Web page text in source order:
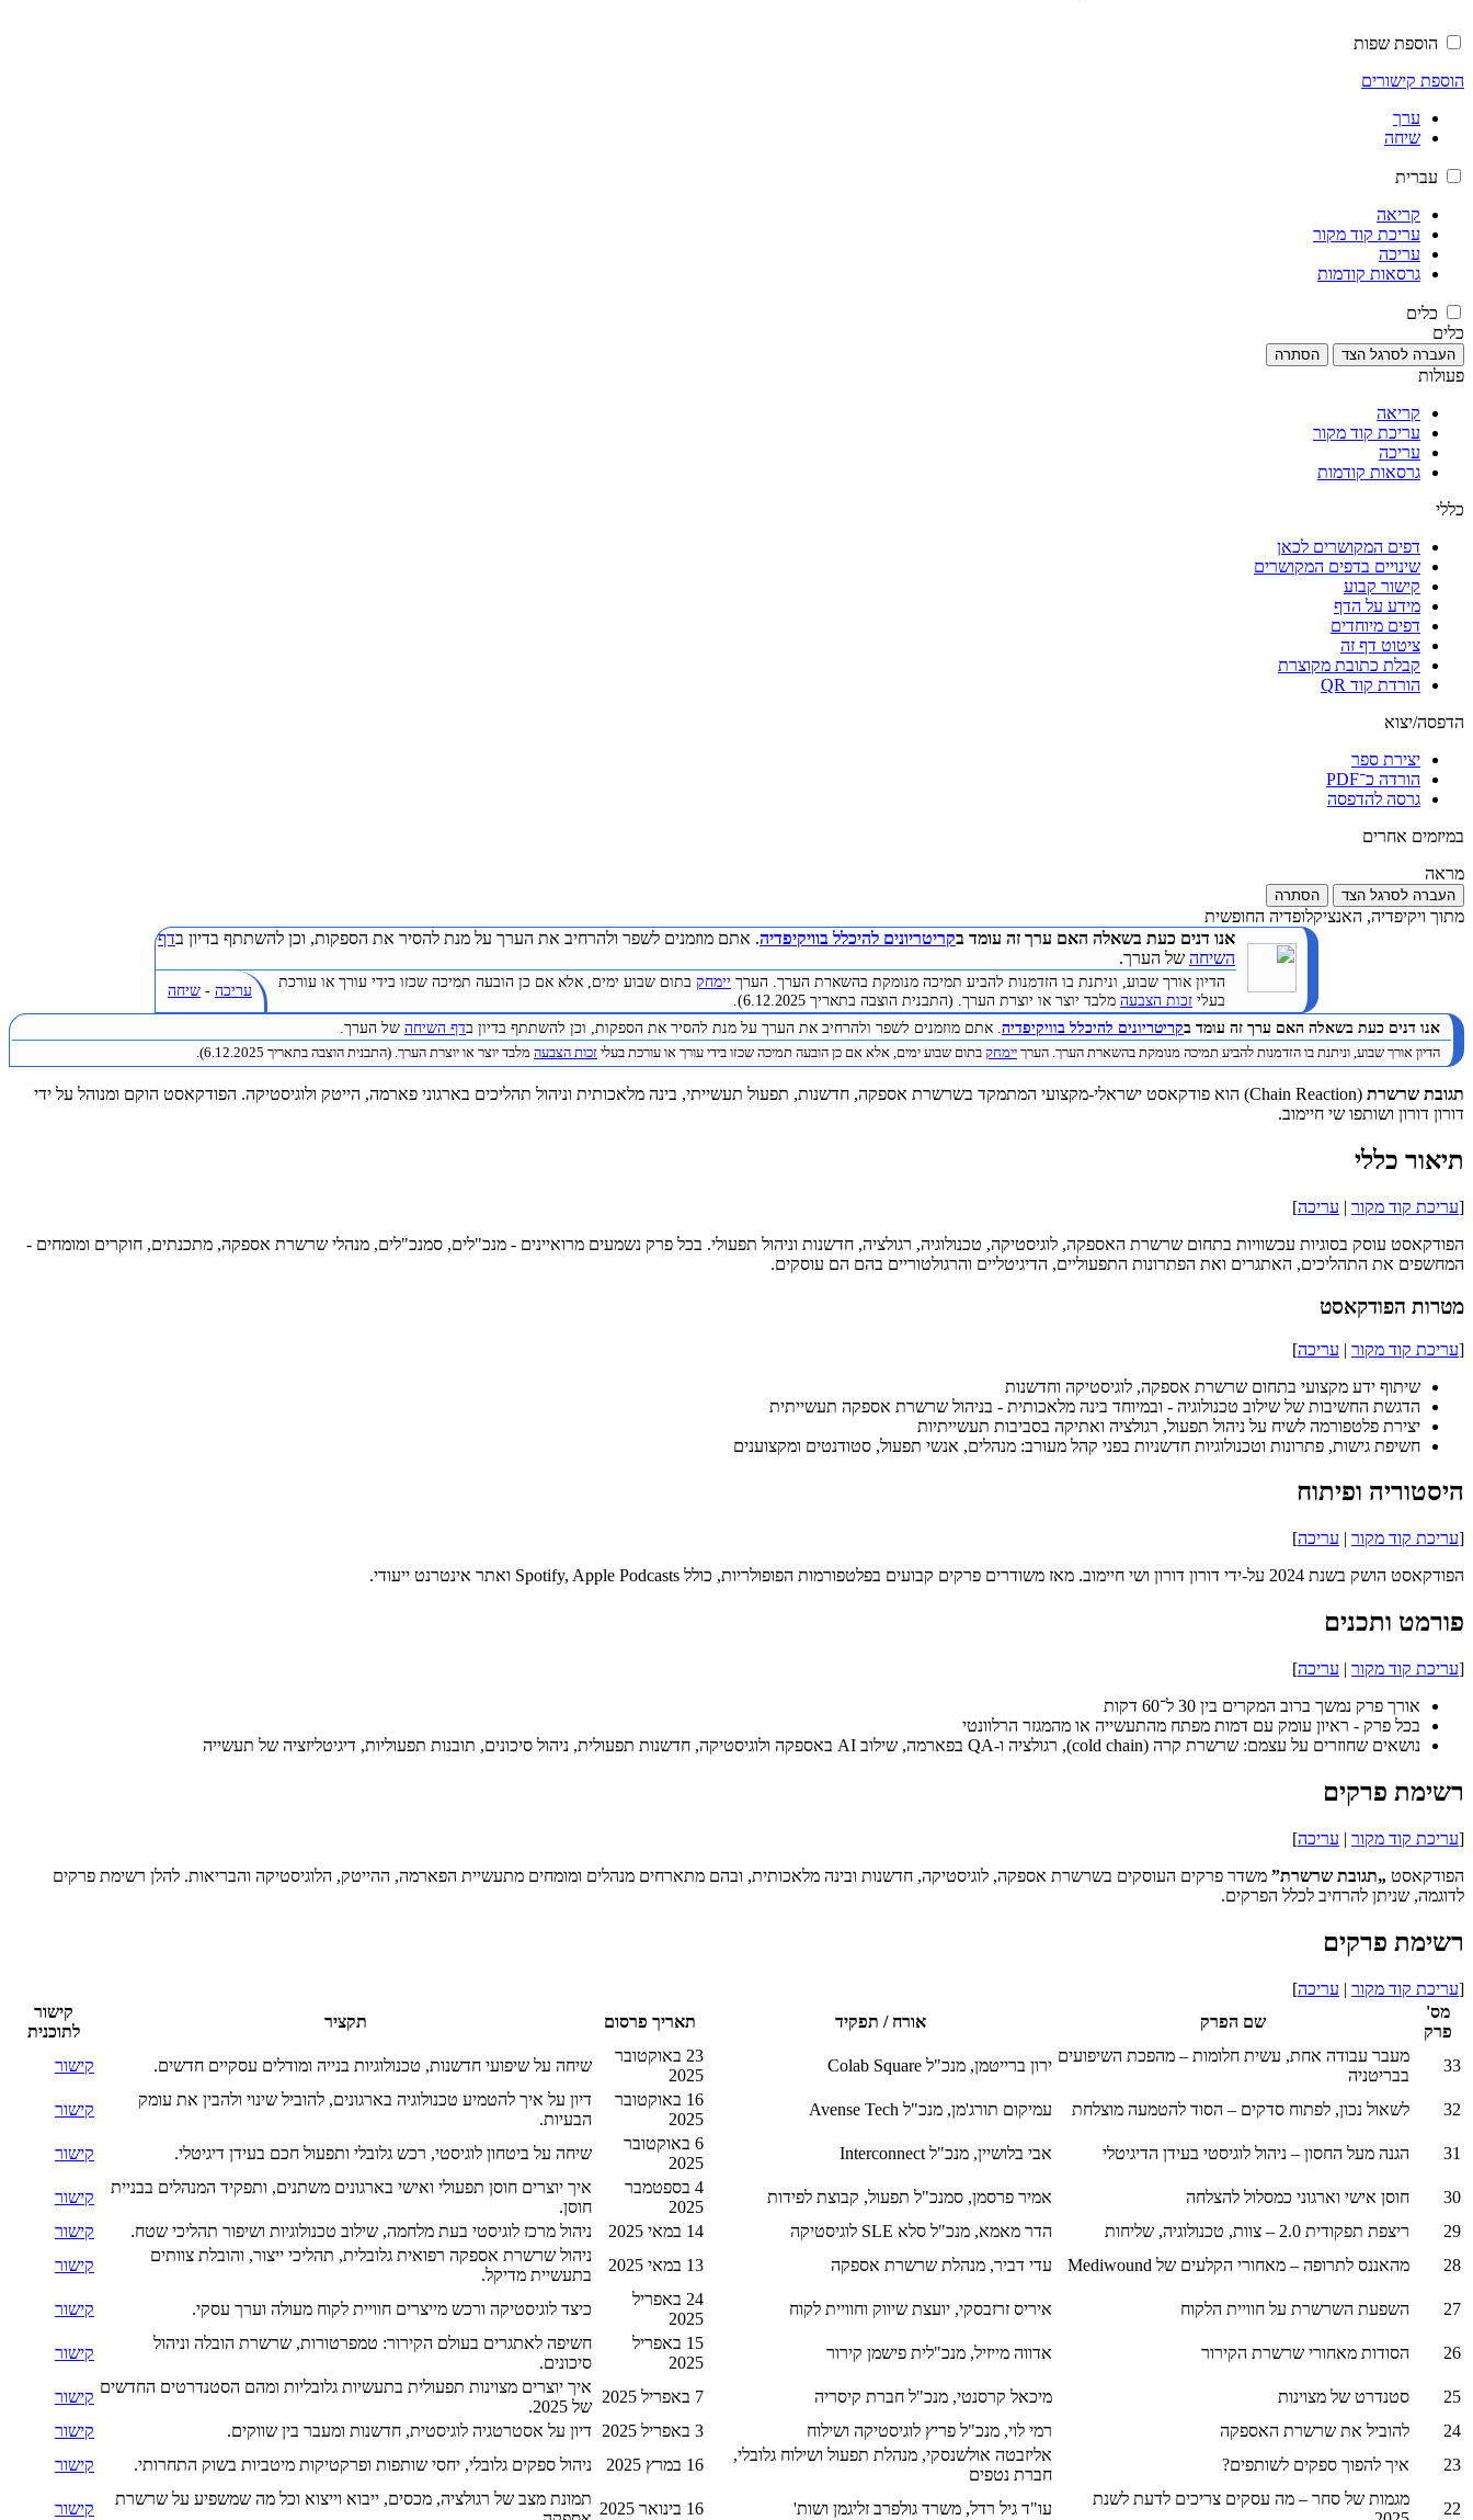
הוספת שפות
הוספת קישורים
ערך
שיחה
עברית
קריאה
עריכת קוד מקור
עריכה
גרסאות קודמות
כלים
כלים
העברה לסרגל הצד הסתרה
פעולות
קריאה
עריכת קוד מקור
עריכה
גרסאות קודמות
כללי
דפים המקושרים לכאן
שינויים בדפים המקושרים
קישור קבוע
מידע על הדף
דפים מיוחדים
ציטוט דף זה
קבלת כתובת מקוצרת
הורדת קוד QR
הדפסה/יצוא
יצירת ספר
הורדה כ־PDF
גרסה להדפסה
במיזמים אחרים
מראה
העברה לסרגל הצד הסתרה
מתוך ויקיפדיה, האנציקלופדיה החופשית
אנו דנים כעת בשאלה האם ערך זה עומד בקריטריונים להיכלל בוויקיפדיה. אתם מוזמנים לשפר ולהרחיב את הערך על מנת להסיר את הספקות, וכן להשתתף בדיון בדף
השיחה של הערך.
הדיון אורך שבוע, וניתנת בו הזדמנות להביע תמיכה מנומקת בהשארת הערך. הערך יימחק בתום שבוע ימים, אלא אם כן הובעה תמיכה שכזו בידי עורך או עורכת
בעלי זכות הצבעה מלבד יוצר או יוצרת הערך. (התבנית הוצבה בתאריך 6.12.2025).
עריכה - שיחה
אנו דנים כעת בשאלה האם ערך זה עומד בקריטריונים להיכלל בוויקיפדיה. אתם מוזמנים לשפר ולהרחיב את הערך על מנת להסיר את הספקות, וכן להשתתף בדיון בדף השיחה של הערך.
הדיון אורך שבוע, וניתנת בו הזדמנות להביע תמיכה מנומקת בהשארת הערך. הערך יימחק בתום שבוע ימים, אלא אם כן הובעה תמיכה שכזו בידי עורך או עורכת בעלי זכות הצבעה מלבד יוצר או יוצרת הערך. (התבנית הוצבה בתאריך 6.12.2025).
תגובת שרשרת
(Chain Reaction) הוא פודקאסט ישראלי-מקצועי המתמקד בשרשרת אספקה, חדשנות, תפעול תעשייתי, בינה מלאכותית וניהול תהליכים בארגוני פארמה, הייטק ולוגיסטיקה. הפודקאסט הוקם ומנוהל על ידי
דורון דורון ושותפו שי חיימוב.
תיאור כללי
[עריכת קוד מקור | עריכה]
הפודקאסט עוסק בסוגיות עכשוויות בתחום שרשרת האספקה, לוגיסטיקה, טכנולוגיה, רגולציה, חדשנות וניהול תפעולי. בכל פרק נשמעים מרואיינים - מנכ"לים, סמנכ"לים, מנהלי שרשרת אספקה, מתכנתים, חוקרים ומומחים -
המחשפים את התהליכים, האתגרים ואת הפתרונות התפעוליים, הדיגיטליים והרגולטוריים בהם הם עוסקים.
מטרות הפודקאסט
[עריכת קוד מקור | עריכה]
שיתוף ידע מקצועי בתחום שרשרת אספקה, לוגיסטיקה וחדשנות
הדגשת החשיבות של שילוב טכנולוגיה - ובמיוחד בינה מלאכותית - בניהול שרשרת אספקה תעשייתית
יצירת פלטפורמה לשיח על ניהול תפעול, רגולציה ואתיקה בסביבות תעשייתיות
חשיפת גישות, פתרונות וטכנולוגיות חדשניות בפני קהל מעורב: מנהלים, אנשי תפעול, סטודנטים ומקצוענים
היסטוריה ופיתוח
[עריכת קוד מקור | עריכה]
הפודקאסט הושק בשנת 2024 על-ידי דורון דורון ושי חיימוב. מאז משודרים פרקים קבועים בפלטפורמות הפופולריות, כולל Spotify, Apple Podcasts ואתר אינטרנט ייעודי.
פורמט ותכנים
[עריכת קוד מקור | עריכה]
אורך פרק נמשך ברוב המקרים בין 30 ל־60 דקות
בכל פרק - ראיון עומק עם דמות מפתח מהתעשייה או מהמגזר הרלוונטי
נושאים שחוזרים על עצמם: שרשרת קרה (cold chain), רגולציה ו-QA בפארמה, שילוב AI באספקה ולוגיסטיקה, חדשנות תפעולית, ניהול סיכונים, תובנות תפעוליות, דיגיטליזציה של תעשייה
רשימת פרקים
[עריכת קוד מקור | עריכה]
הפודקאסט „תגובת שרשרת” משדר פרקים העוסקים בשרשרת אספקה, לוגיסטיקה, חדשנות ובינה מלאכותית, ובהם מתארחים מנהלים ומומחים מתעשיית הפארמה, ההייטק, הלוגיסטיקה והבריאות. להלן רשימת פרקים
לדוגמה, שניתן להרחיב לכלל הפרקים.
רשימת פרקים
[עריכת קוד מקור | עריכה]
מס'
פרק
שם הפרק אורח / תפקיד תאריך פרסום תקציר
קישור
לתוכנית
33
מעבר עבודה אחת, עשית חלומות – מהפכת השיפועים
בבריטניה
ירון ברייטמן, מנכ"ל Colab Square
23 באוקטובר
2025
שיחה על שיפועי חדשנות, טכנולוגיות בנייה ומודלים עסקיים חדשים. קישור
32 לשאול נכון, לפתוח סדקים – הסוד להטמעה מוצלחת עמיקום תורג'מן, מנכ"ל Avense Tech
16 באוקטובר
2025
דיון על איך להטמיע טכנולוגיה בארגונים, להוביל שינוי ולהבין את עומק
הבעיות.
קישור
31 הגנה מעל החסון – ניהול לוגיסטי בעידן הדיגיטלי אבי בלושיין, מנכ"ל Interconnect
6 באוקטובר
2025
שיחה על ביטחון לוגיסטי, רכש גלובלי ותפעול חכם בעידן דיגיטלי. קישור
30 חוסן אישי וארגוני כמסלול להצלחה אמיר פרסמן, סמנכ"ל תפעול, קבוצת לפידות
4 בספטמבר
2025
איך יוצרים חוסן תפעולי ואישי בארגונים משתנים, ותפקיד המנהלים בבניית
חוסן.
קישור
29
ריצפת תפקודית 2.0 – צוות, טכנולוגיה, שליחות הדר מאמא, מנכ"ל סלא SLE לוגיסטיקה 14 במאי 2025 ניהול מרכז לוגיסטי בעת מלחמה, שילוב טכנולוגיות ושיפור תהליכי שטח.
קישור
28
מהאננס לתרופה – מאחורי הקלעים של Mediwound עדי דביר, מנהלת שרשרת אספקה 13 במאי 2025
ניהול שרשרת אספקה רפואית גלובלית, תהליכי ייצור, והובלת צוותים
בתעשיית מדיקל.
קישור
27 השפעת השרשרת על חוויית הלקוח איריס זרזבסקי, יועצת שיווק וחוויית לקוח
24 באפריל
2025
כיצד לוגיסטיקה ורכש מייצרים חוויית לקוח מעולה וערך עסקי. קישור
26 הסודות מאחורי שרשרת הקירור אדווה מייזיל, מנכ"לית פישמן קירור
15 באפריל
2025
חשיפה לאתגרים בעולם הקירור: טמפרטורות, שרשרת הובלה וניהול
סיכונים.
קישור
25 סטנדרט של מצוינות מיכאל קרסנטי, מנכ"ל חברת קיסריה 7 באפריל 2025
איך יוצרים מצוינות תפעולית בתעשיות גלובליות ומהם הסטנדרטים החדשים
של 2025.
קישור
24
להוביל את שרשרת האספקה רמי לוי, מנכ"ל פריץ לוגיסטיקה ושילוח 3 באפריל 2025 דיון על אסטרטגיה לוגיסטית, חדשנות ומעבר בין שווקים.
קישור
23
איך להפוך ספקים לשותפים?
אליזבטה אולשנסקי, מנהלת תפעול ושילוח גלובלי,
חברת נטפים
16 במרץ 2025 ניהול ספקים גלובלי, יחסי שותפות ופרקטיקות מיטביות בשוק התחרותי. קישור
22
מגמות של סחר – מה עסקים צריכים לדעת לשנת
עו"ד גיל רדל, משרד גולפרב זליגמן ושות' 16 בינואר 2025
תמונת מצב של רגולציה, מכסים, ייבוא וייצוא וכל מה שמשפיע על שרשרת
קישור